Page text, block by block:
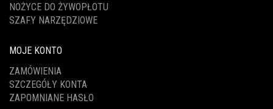
NOŻYCE DO ŻYWOPŁOTU
SZAFY NARZĘDZIOWE
MOJE KONTO
ZAMÓWIENIA
SZCZEGÓŁY KONTA
ZAPOMNIANE HASŁO